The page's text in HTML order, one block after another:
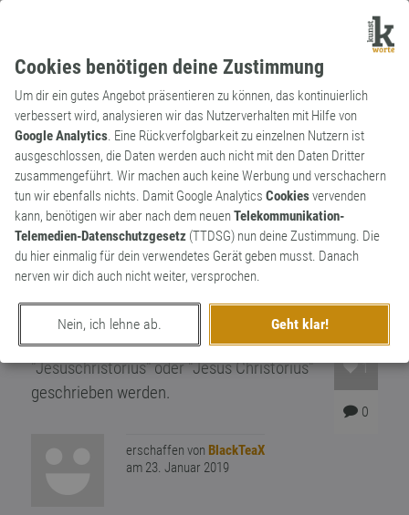
Cookies benötigen deine Zustimmung
Um dir ein gutes Angebot präsentieren zu können, das kontinuierlich
verbessert wird, analysieren wir das Nutzerverhalten mit Hilfe von
Google Analytics. Eine Rückverfolgbarkeit zu einzelnen Nutzern ist
ausgeschlossen, die Daten werden auch nicht mit den Daten Dritter
zusammengeführt. Wir machen auch keine Werbung und verschachern
tun wir ebenfalls nichts. Damit Google Analytics Cookiesvervenden
kann, benötigen wir aber nach dem neuenTelekommunikation-
Telemedien-Datenschutzgesetz (TTDSG) nun deine Zustimmung. Die
du hier einmalig für dein verwendetes Gerät geben musst. Danach
nerven wir dich auch nicht weiter, versprochen.
Nein, ich lehne ab. Geht klar!
Kunstwort
Substantiv
Jesus-Christorius
Ausruf des Erstaunens, der Überraschung
oder der der Enttäuschung. Kann wiefolgt
verwendet werden: "Jesus-Christorius! du
wieso kannst du nicht mal dein Zimmer
aufräumen? Jesus-Christorius!" Kann auch
"Jesuschristorius" oder "Jesus Christorius"
geschrieben werden.
1
0
erschaffen von BlackTeaX
am 23. Januar 2019